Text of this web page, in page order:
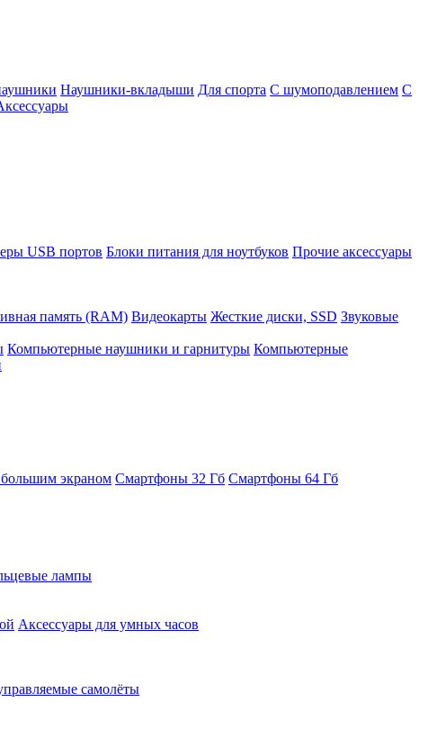
Наушники-вкладыши Для спорта С шумоподавлением С
USB портов Блоки питания для ноутбуков Прочие аксессуары
память (RAM) Видеокарты Жесткие диски, SSD Звуковые
Компьютерные наушники и гарнитуры Компьютерные
экраном Смартфоны 32 Гб Смартфоны 64 Гб
лампы
Аксессуары для умных часов
самолёты